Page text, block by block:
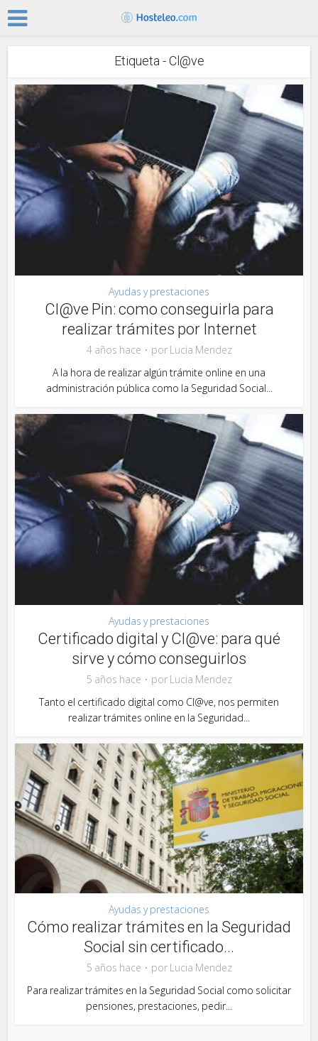
Etiqueta - Cl@ve
Ayudas y prestaciones
Cl@ve Pin: como conseguirla para
realizar trámites por Internet
4 años hace por Lucia Mendez
A la hora de realizar algún trámite online en una
administración pública como la Seguridad Social...
Ayudas y prestaciones
Certificado digital y Cl@ve: para qué
sirve y cómo conseguirlos
5 años hace por Lucia Mendez
Tanto el certificado digital como Cl@ve, nos permiten
realizar trámites online en la Seguridad...
Ayudas y prestaciones
Cómo realizar trámites en la Seguridad
Social sin certificado...
5 años hace por Lucia Mendez
Para realizar trámites en la Seguridad Social como solicitar
pensiones, prestaciones, pedir...